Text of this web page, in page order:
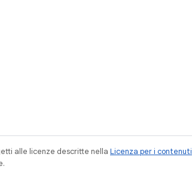
alle licenze descritte nella Licenza per i contenuti